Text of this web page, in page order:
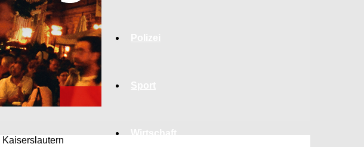
Wirtschaft
Kaiserslautern